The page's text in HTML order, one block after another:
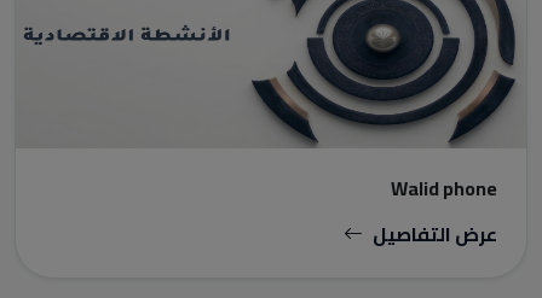
Walid phone
عرض التفاصيل